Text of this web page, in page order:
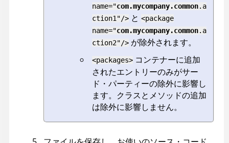
name="com.mycompany.common.a
ction1"/> と <package
name="com.mycompany.common.a
ction2"/> が除外されます。
<packages> コンテナーに追加
されたエントリーのみがサー
ド・パーティーの除外に影響し
ます。クラスとメソッドの追加
は除外に影響しません。